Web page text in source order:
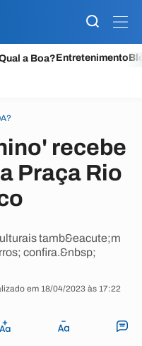
a Boa?Entretenimento
recebe
Praça Rio
tamb&eacute;m
confira.&nbsp;
em 18/04/2023 às 17:22